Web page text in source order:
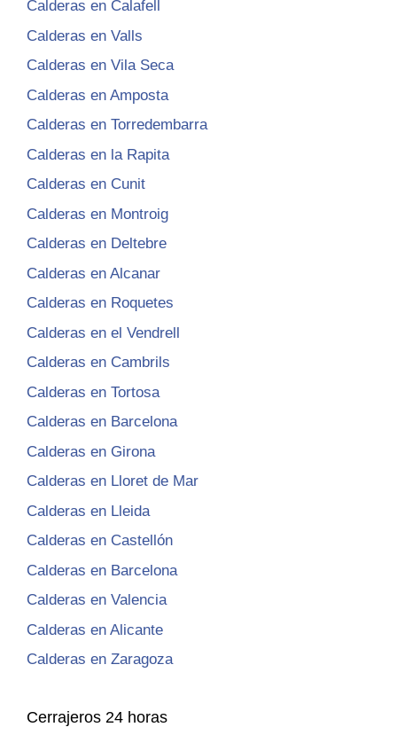
Calderas en Calafell
Calderas en Valls
Calderas en Vila Seca
Calderas en Amposta
Calderas en Torredembarra
Calderas en la Rapita
Calderas en Cunit
Calderas en Montroig
Calderas en Deltebre
Calderas en Alcanar
Calderas en Roquetes
Calderas en el Vendrell
Calderas en Cambrils
Calderas en Tortosa
Calderas en Barcelona
Calderas en Girona
Calderas en Lloret de Mar
Calderas en Lleida
Calderas en Castellón
Calderas en Barcelona
Calderas en Valencia
Calderas en Alicante
Calderas en Zaragoza
Cerrajeros 24 horas